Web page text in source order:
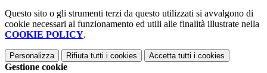
Questo sito o gli strumenti terzi da questo utilizzati si avvalgono di
cookie necessari al funzionamento ed utili alle finalità illustrate nella
COOKIE POLICY.
Personalizza Rifiuta tutti i cookies Accetta tutti i cookies
Gestione cookie